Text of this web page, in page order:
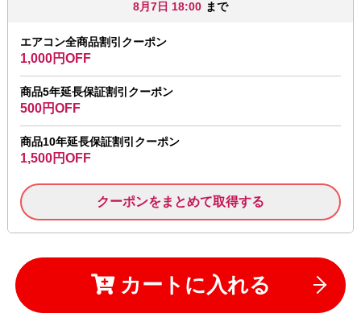
8月7日 18:00 まで
エアコン全商品割引クーポン
1,000円OFF
商品5年延長保証割引クーポン
500円OFF
商品10年延長保証割引クーポン
1,500円OFF
クーポンをまとめて取得する
カートに入れる